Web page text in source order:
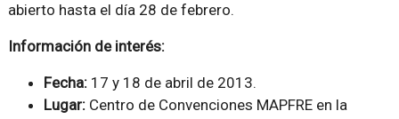
abierto hasta el día 28 de febrero.
Información de interés:
Fecha:17 y 18 de abril de 2013.
Lugar:Centro de Convenciones MAPFRE en la